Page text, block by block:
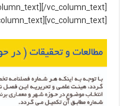
vc_column_text]